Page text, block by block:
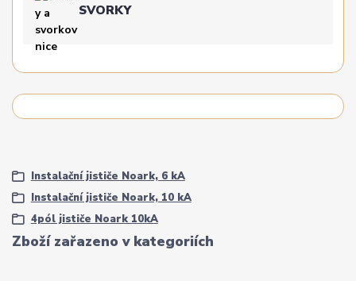
SVORKY
Zboží zařazeno v kategoriích
Instalační jističe Noark, 6 kA
Instalační jističe Noark, 10 kA
4pól jističe Noark 10kA